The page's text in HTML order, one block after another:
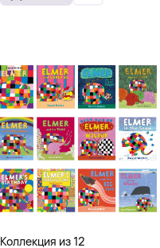
Коллекция из 12